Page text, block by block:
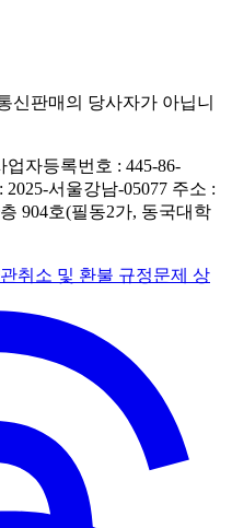
신판매의 당사자가 아닙니
자등록번호 : 445-86-
2025-서울강남-05077 주소 :
904호(필동2가, 동국대학
취소 및 환불 규정문제 상